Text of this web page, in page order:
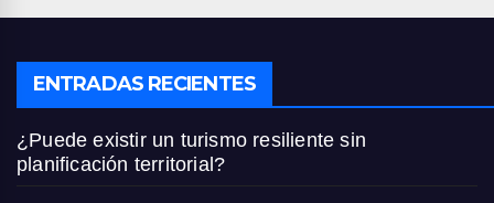
ENTRADAS RECIENTES
¿Puede existir un turismo resiliente sin
planificación territorial?